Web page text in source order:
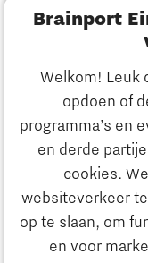
Brainport
Welkom! Leuk
opdoen of
programma’s en
en derde
cookies.
websiteverkeer
op te slaan, om
en voor
Ontdek
Innovatie
Innovatie
Ondernemen
Onderwijs
Strategie &
Zoeken